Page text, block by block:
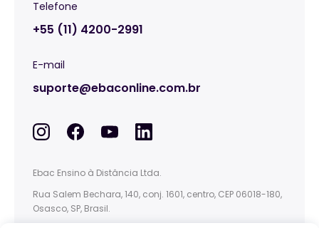
Telefone
+55 (11) 4200-2991
E-mail
suporte@ebaconline.com.br
Ebac Ensino à Distância Ltda.
Rua Salem Bechara, 140, conj. 1601, centro, CEP 06018-180,
Osasco, SP, Brasil.